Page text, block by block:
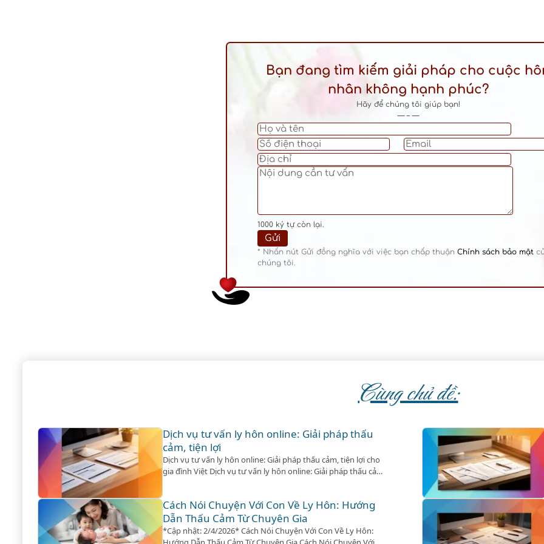
Bạn đang tìm kiếm giải pháp cho cuộc
nhân không hạnh phúc?
Hãy để chúng tôi giúp bạn!
— – —
1000 ký tự còn lại.
* Nhấn nút Gửi đồng nghĩa với việc bạn chấp thuận Chính sách bảo mật
chúng tôi.
Cùng chủ đề:
Dịch vụ tư vấn ly hôn online: Giải pháp thấu
cảm, tiện lợi
Dịch vụ tư vấn ly hôn online: Giải pháp thấu cảm, tiện lợi cho
gia đình Việt Dịch vụ tư vấn ly hôn online: Giải pháp thấu cảm,
không phải lúc nào cũng trải đầy hoa hồng. Khi những mâu
thuẫn trở nên không thể…
Cách Nói Chuyện Với Con Về Ly Hôn: Hướng
Dẫn Thấu Cảm Từ Chuyên Gia
*Cập nhật: 2/4/2026* Cách Nói Chuyện Với Con Về Ly Hôn: